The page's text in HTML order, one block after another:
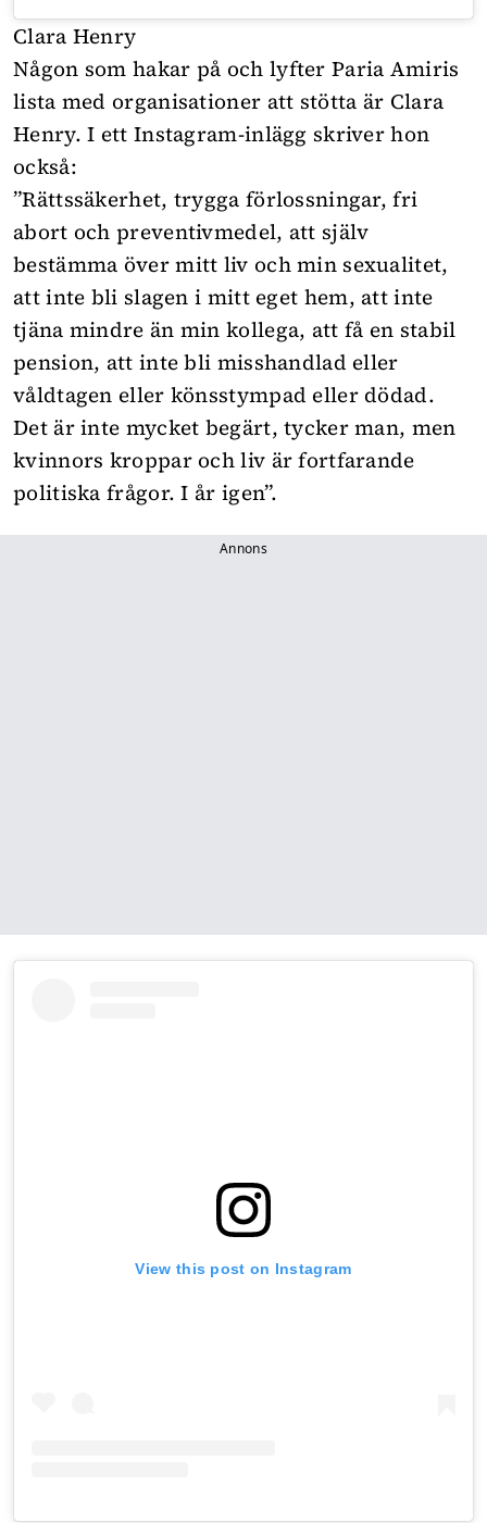
Clara Henry
Någon som hakar på och lyfter Paria Amiris
lista med organisationer att stötta är Clara
Henry. I ett Instagram-inlägg skriver hon
också:
”Rättssäkerhet, trygga förlossningar, fri
abort och preventivmedel, att själv
bestämma över mitt liv och min sexualitet,
att inte bli slagen i mitt eget hem, att inte
tjäna mindre än min kollega, att få en stabil
pension, att inte bli misshandlad eller
våldtagen eller könsstympad eller dödad.
Det är inte mycket begärt, tycker man, men
kvinnors kroppar och liv är fortfarande
politiska frågor. I år igen”.
Annons
View this post on Instagram